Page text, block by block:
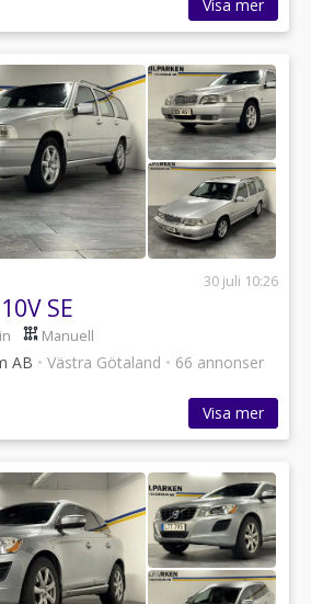
Visa mer
30 juli 10:26
SE
Manuell
AB • Västra Götaland • 66 annonser
Visa mer